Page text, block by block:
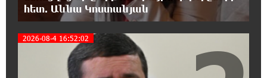
21:07:27 7-08-2026
ԱՄՆ վերաքննիչ դատարանը արգելափակել
է Թրամփի 400 միլիոն դոլար արժողությամբ
Սպիտակ տան պարահանդեսային դահլիճի նախագիծը
հետ. Աննա Կոստանյան
2026-08-4 16:52:02